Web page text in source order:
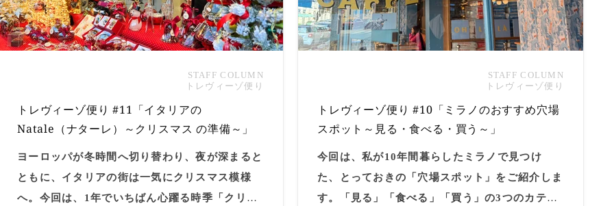
STAFF COLUMN
トレヴィーゾ便り
トレヴィーゾ便り #11「イタリアの
Natale（ナターレ）～クリスマス の準備～」
ヨーロッパが冬時間へ切り替わり、夜が深まると
ともに、イタリアの街は一気にクリスマス模様
へ。今回は、1年でいちばん心躍る時季「クリス
STAFF COLUMN
トレヴィーゾ便り
トレヴィーゾ便り #10「ミラノのおすすめ穴場
スポット～見る・食べる・買う～」
今回は、私が10年間暮らしたミラノで見つけ
た、とっておきの「穴場スポット」をご紹介しま
す。「見る」「食べる」「買う」の3つのカテゴ